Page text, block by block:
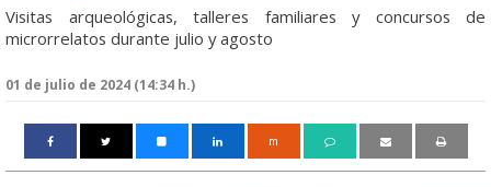
Visitas arqueológicas, talleres familiares y concursos de
microrrelatos durante julio y agosto
01 de julio de 2024 (14:34 h.)
m